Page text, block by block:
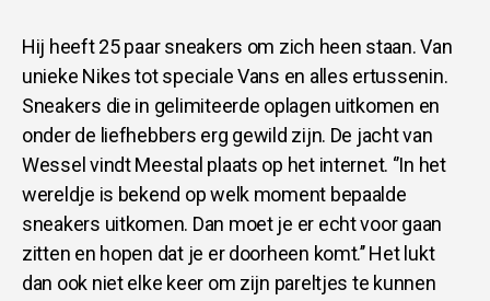
Hij heeft 25 paar sneakers om zich heen staan. Van
unieke Nikes tot speciale Vans en alles ertussenin.
Sneakers die in gelimiteerde oplagen uitkomen en
onder de liefhebbers erg gewild zijn. De jacht van
Wessel vindt Meestal plaats op het internet. ‘’In het
wereldje is bekend op welk moment bepaalde
sneakers uitkomen. Dan moet je er echt voor gaan
zitten en hopen dat je er doorheen komt.’’ Het lukt
dan ook niet elke keer om zijn pareltjes te kunnen